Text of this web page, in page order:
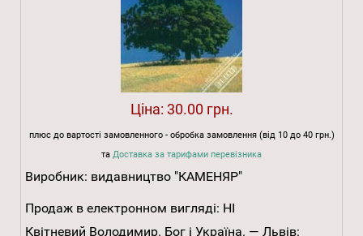
Ціна: 30.00 грн.
плюс до вартості замовленного - обробка замовлення (від 10 до 40 грн.)
та Доставка за тарифами перевізника
Виробник: видавництво "КАМЕНЯР"
Продаж в електронном вигляді: НІ
Квітневий Володимир. Бог і Україна. — Львів: